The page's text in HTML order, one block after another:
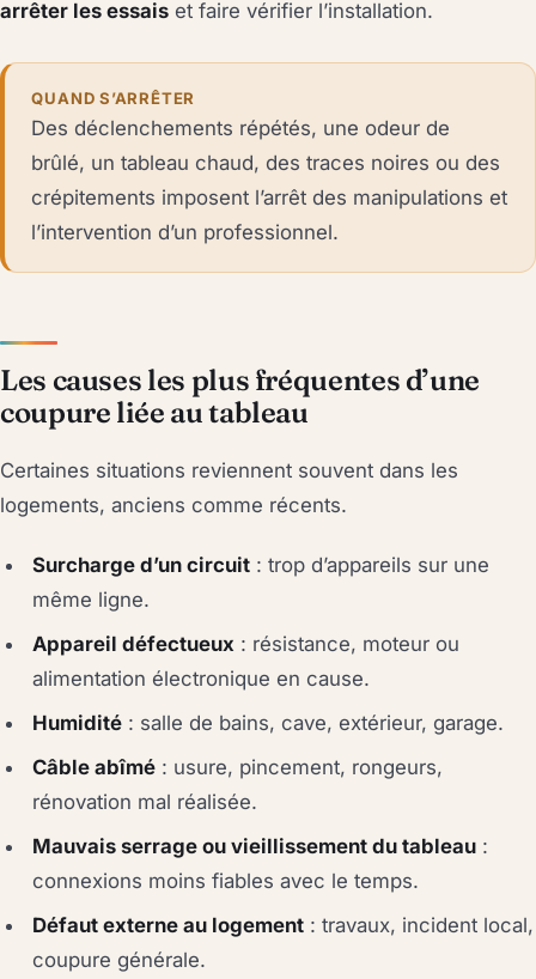
arrêter les essais et faire vérifier l’installation.
QUAND S’ARRÊTER
Des déclenchements répétés, une odeur de
brûlé, un tableau chaud, des traces noires ou des
crépitements imposent l’arrêt des manipulations et
l’intervention d’un professionnel.
Les causes les plus fréquentes d’une
coupure liée au tableau
Certaines situations reviennent souvent dans les
logements, anciens comme récents.
Surcharge d’un circuit : trop d’appareils sur une
même ligne.
Appareil défectueux : résistance, moteur ou
alimentation électronique en cause.
Humidité : salle de bains, cave, extérieur, garage.
Câble abîmé : usure, pincement, rongeurs,
rénovation mal réalisée.
Mauvais serrage ou vieillissement du tableau :
connexions moins fiables avec le temps.
Défaut externe au logement : travaux, incident local,
coupure générale.